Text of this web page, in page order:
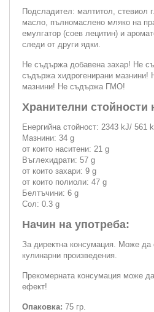
Подсладител: малтитол, стевиол
масло, пълномаслено мляко на
емулгатор (соев лецитин) и
следи от други ядки.
Не съдържа добавена захар! Не
съдържа хидрогенирани мазнини!
мазнини! Не съдържа ГМО!
Хранителни стойности
Енергийна стойност: 2343 kJ/ 561
Мазнини: 34 g
от които наситени: 21 g
Въглехидрати: 57 g
от които захари: 9 g
от които полиоли: 47 g
Белтъчини: 6 g
Сол: 0.3 g
Начин на употреба:
За директна консумация. Може да
кулинарни произведения.
Прекомерната консумация може
ефект!
Опаковка: 75 гр.